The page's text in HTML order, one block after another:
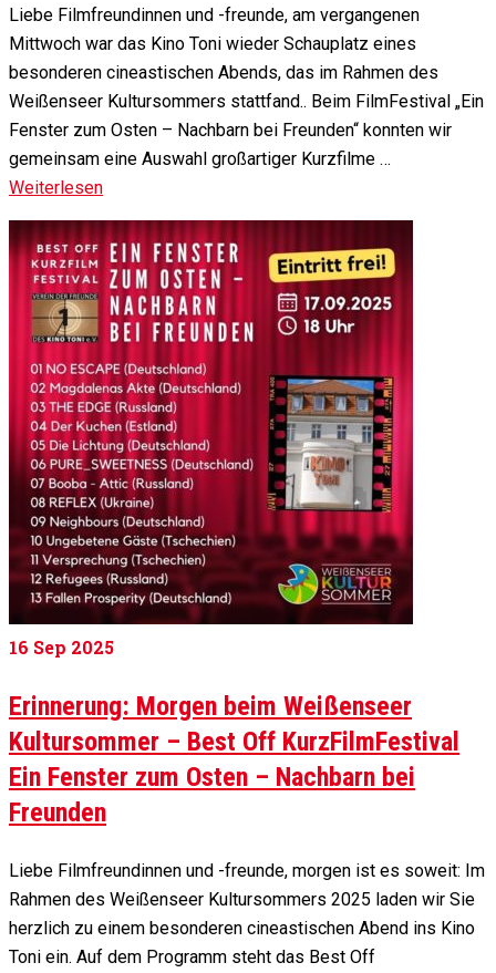
Liebe Filmfreundinnen und -freunde, am vergangenen
Mittwoch war das Kino Toni wieder Schauplatz eines
besonderen cineastischen Abends, das im Rahmen des
Weißenseer Kultursommers stattfand.. Beim FilmFestival „Ein
Fenster zum Osten – Nachbarn bei Freunden“ konnten wir
gemeinsam eine Auswahl großartiger Kurzfilme …
Weiterlesen
16 Sep 2025
Erinnerung: Morgen beim Weißenseer
Kultursommer – Best Off KurzFilmFestival
Ein Fenster zum Osten – Nachbarn bei
Freunden
Liebe Filmfreundinnen und -freunde, morgen ist es soweit: Im
Rahmen des Weißenseer Kultursommers 2025 laden wir Sie
herzlich zu einem besonderen cineastischen Abend ins Kino
Toni ein. Auf dem Programm steht das Best Off